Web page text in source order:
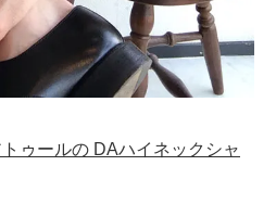
ゥールの DAハイネックシャ